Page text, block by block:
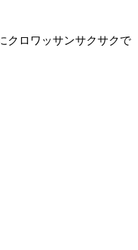
クロワッサンサクサクで